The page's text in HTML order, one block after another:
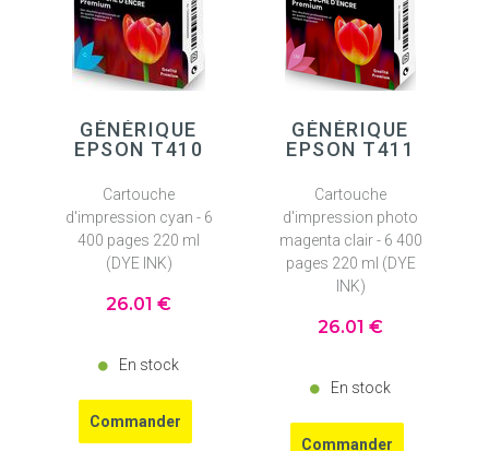
GÉNÉRIQUE
EPSON T410
Cartouche
d'impression cyan - 6
400 pages 220 ml
(DYE INK)
26.01 €
En stock
GÉNÉRIQUE
EPSON T411
Cartouche
d'impression photo
magenta clair - 6 400
pages 220 ml (DYE
INK)
26.01 €
En stock